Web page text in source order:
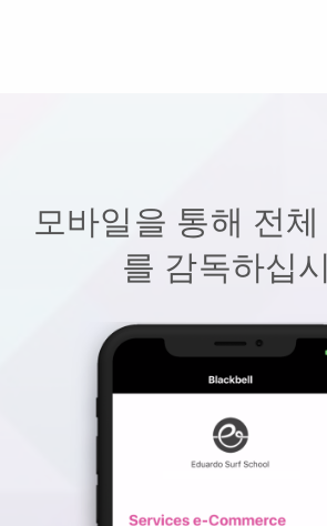
모바일을 통해 전
를 감독하십